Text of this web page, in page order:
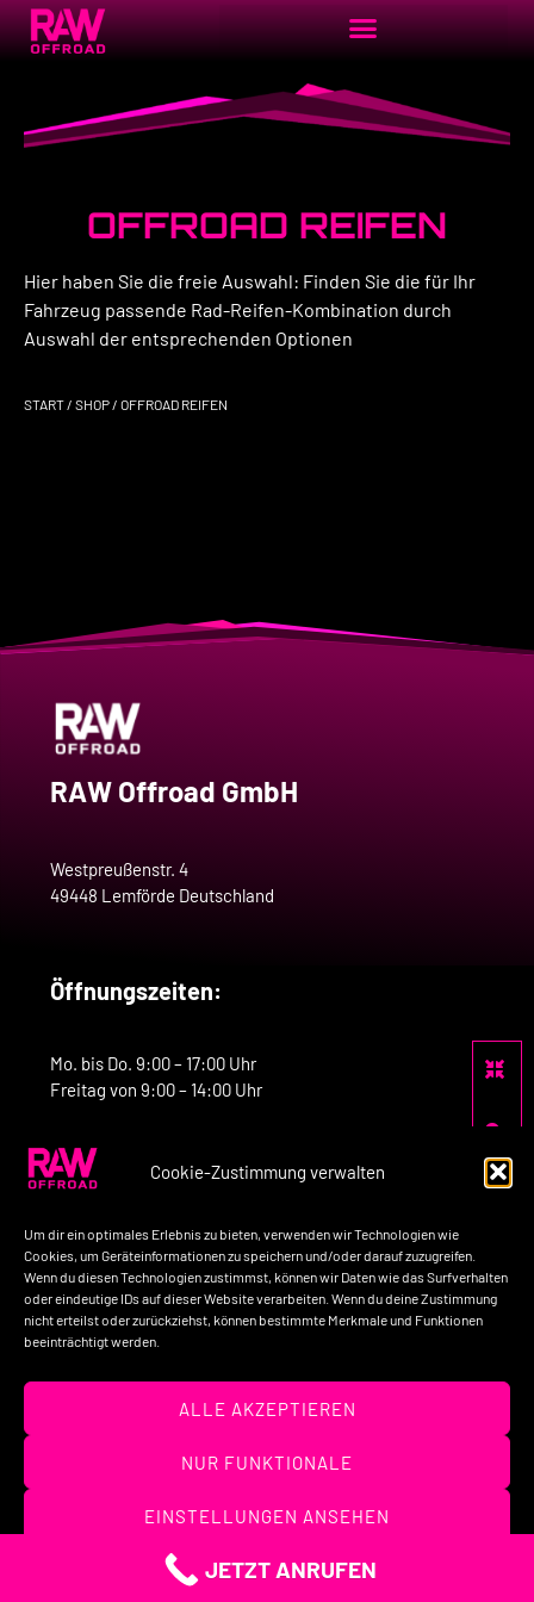
Cookie-Zustimmung verwalten
Um dir ein optimales Erlebnis zu bieten, verwenden wir Technologien wie
Cookies, um Geräteinformationen zu speichern und/oder darauf zuzugreifen.
Wenn du diesen Technologien zustimmst, können wir Daten wie das Surfverhalten
oder eindeutige IDs auf dieser Website verarbeiten. Wenn du deine Zustimmung
nicht erteilst oder zurückziehst, können bestimmte Merkmale und Funktionen
beeinträchtigt werden.
ALLE AKZEPTIEREN
NUR FUNKTIONALE
EINSTELLUNGEN ANSEHEN
Cookies DatenschutzerklärungImpressum
OFFROAD REIFEN
Hier haben Sie die freie Auswahl: Finden Sie die für Ihr
Fahrzeug passende Rad-Reifen-Kombination durch
Auswahl der entsprechenden Optionen
START/ SHOP/ OFFROAD REIFEN
RAW Offroad GmbH
Westpreußenstr. 4
49448 Lemförde Deutschland
Öffnungszeiten:
Mo. bis Do. 9:00 – 17:00 Uhr
Freitag von 9:00 – 14:00 Uhr
Kontakt:
Telefon: +49-160-7758517
E-Mail: kontakt@raw-offroad.de
Widerrufsbelehrung Unternehmen
JETZT ANRUFEN